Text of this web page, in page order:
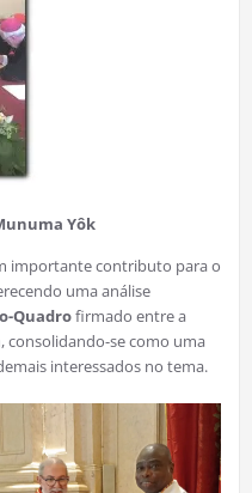
Yôk
importante contributo para o
uma análise
Quadrofirmado entre a
, consolidando-se como uma
interessados no tema.